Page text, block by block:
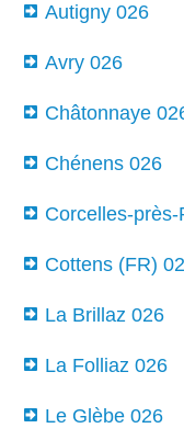
Autigny 026
Avry 026
Châtonnaye
Chénens 026
Corcelles-
Cottens (FR)
La Brillaz 026
La Folliaz 026
Le Glèbe 026